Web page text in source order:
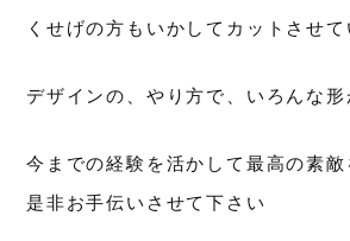
くせげの方もいかしてカットさせて
デザインの、やり方で、いろんな形
今までの経験を活かして最高の素敵
是非お手伝いさせて下さい